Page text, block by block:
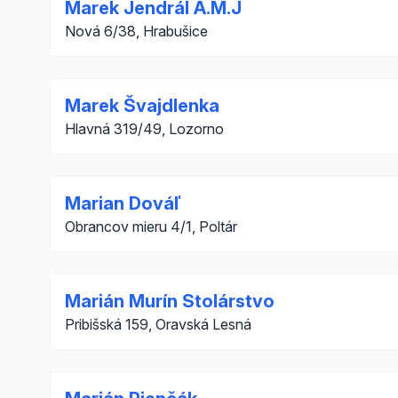
Marek Jendrál A.M.J
Nová 6/38, Hrabušice
Marek Švajdlenka
Hlavná 319/49, Lozorno
Marian Dováľ
Obrancov mieru 4/1, Poltár
Marián Murín Stolárstvo
Pribišská 159, Oravská Lesná